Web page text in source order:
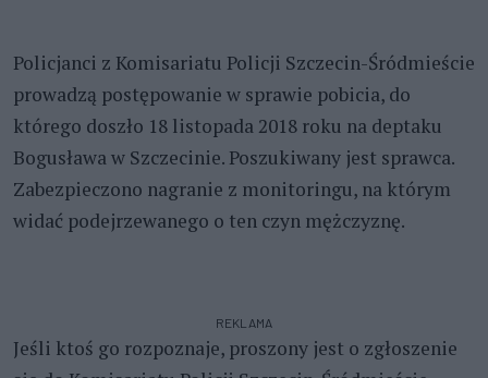
Policjanci z Komisariatu Policji Szczecin-Śródmieście
prowadzą postępowanie w sprawie pobicia, do
którego doszło 18 listopada 2018 roku na deptaku
Bogusława w Szczecinie. Poszukiwany jest sprawca.
Zabezpieczono nagranie z monitoringu, na którym
widać podejrzewanego o ten czyn mężczyznę.
REKLAMA
Jeśli ktoś go rozpoznaje, proszony jest o zgłoszenie